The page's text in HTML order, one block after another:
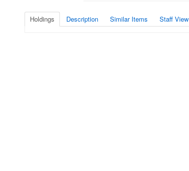
Holdings Description Similar Items Staff View